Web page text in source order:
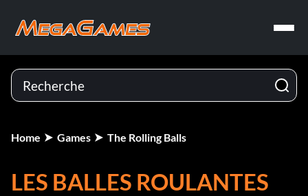
Home Games The Rolling Balls
LES BALLES ROULANTES